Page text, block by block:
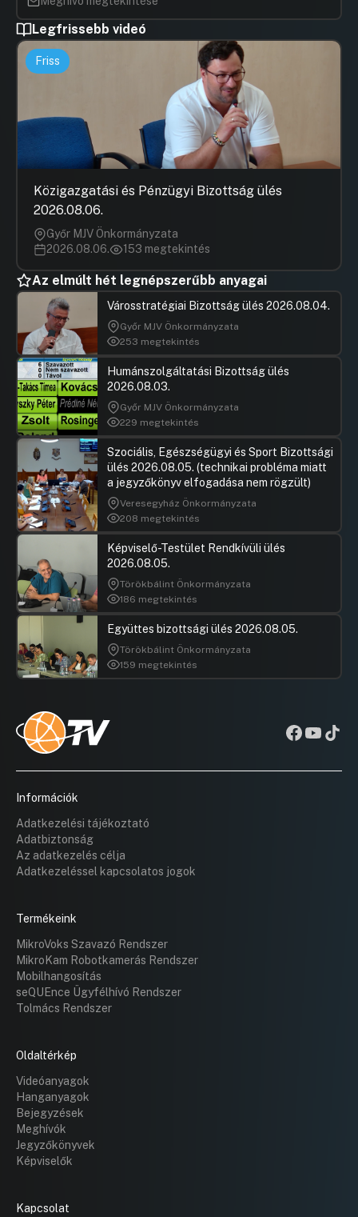
Legfrissebb videó
Friss
Közigazgatási és Pénzügyi Bizottság ülés
2026.08.06.
Győr MJV Önkormányzata
2026.08.06.
153 megtekintés
Az elmúlt hét legnépszerűbb anyagai
Városstratégiai Bizottság ülés 2026.08.04.
Győr MJV Önkormányzata
253 megtekintés
Humánszolgáltatási Bizottság ülés
2026.08.03.
Győr MJV Önkormányzata
229 megtekintés
Szociális, Egészségügyi és Sport Bizottsági
ülés 2026.08.05. (technikai probléma miatt
a jegyzőkönyv elfogadása nem rögzült)
Veresegyház Önkormányzata
208 megtekintés
Képviselő-Testület Rendkívüli ülés
2026.08.05.
Törökbálint Önkormányzata
186 megtekintés
Együttes bizottsági ülés 2026.08.05.
Törökbálint Önkormányzata
159 megtekintés
Információk
Adatkezelési tájékoztató
Adatbiztonság
Az adatkezelés célja
Adatkezeléssel kapcsolatos jogok
Termékeink
MikroVoks Szavazó Rendszer
MikroKam Robotkamerás Rendszer
Mobilhangosítás
seQUEnce Ügyfélhívó Rendszer
Tolmács Rendszer
Oldaltérkép
Videóanyagok
Hanganyagok
Bejegyzések
Meghívók
Jegyzőkönyvek
Képviselők
Kapcsolat